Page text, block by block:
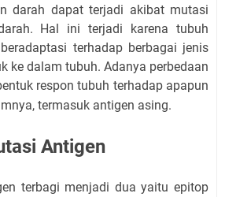
darah dapat terjadi akibat mutasi
Hal ini terjadi karena tubuh
terhadap berbagai jenis
ke dalam tubuh. Adanya perbedaan
respon tubuh terhadap apapun
termasuk antigen asing.
Antigen
terbagi menjadi dua yaitu epitop